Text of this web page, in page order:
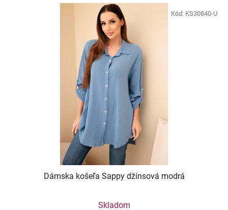
Dámska košeľa Sappy džínsová modrá
Skladom
Kód: KS30840-U